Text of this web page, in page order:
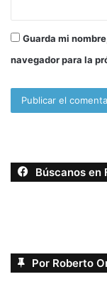
Guarda mi
navegador para la
Búscanos en
Por Roberto